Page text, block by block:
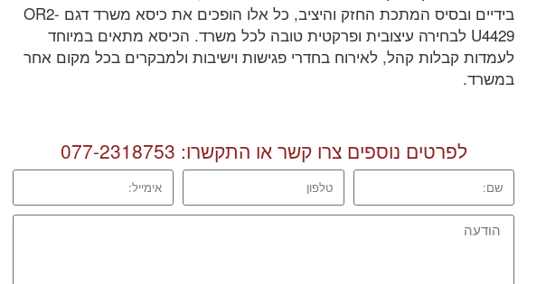
בידיים ובסיס המתכת החזק והיציב, כל אלו הופכים את כיסא משרד דגם OR2-
U4429 לבחירה עיצובית ופרקטית טובה לכל משרד. הכיסא מתאים במיוחד
לעמדות קבלות קהל, לאירוח בחדרי פגישות וישיבות ולמבקרים בכל מקום אחר
במשרד.
לפרטים נוספים צרו קשר או התקשרו: 077-2318753